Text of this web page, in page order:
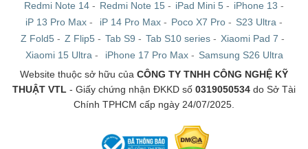
Redmi Note 14 - Redmi Note 15 - iPad Mini 5 - iPhone 13 -
iP 13 Pro Max - iP 14 Pro Max - Poco X7 Pro - S23 Ultra -
Z Fold5 - Z Flip5 - Tab S9 - Tab S10 series - Xiaomi Pad 7 -
Xiaomi 15 Ultra - iPhone 17 Pro Max- Samsung S26 Ultra
Website thuộc sở hữu của CÔNG TY TNHH CÔNG NGHỆ KỸ
THUẬT VTL - Giấy chứng nhận ĐKKD số 0319050534 do Sở Tài
Chính TPHCM cấp ngày 24/07/2025.